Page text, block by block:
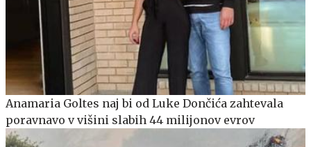
Anamaria Goltes naj bi od Luke Dončića zahtevala
poravnavo v višini slabih 44 milijonov evrov